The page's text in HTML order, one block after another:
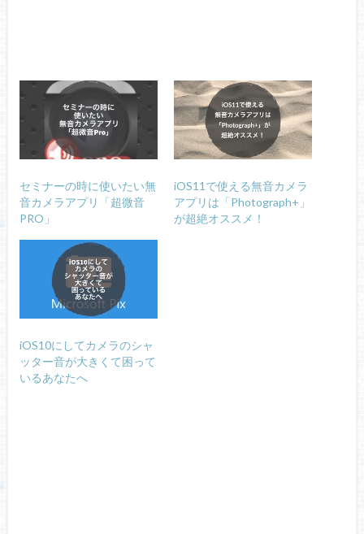
セミナーの時に使いたい無
音カメラアプリ「超微音
PRO」
iOS11で使える無音カメラ
アプリは「Photograph+」
が超絶オススメ！
iOS10にしてカメラのシャ
ッター音が大きくて困って
いるあなたへ